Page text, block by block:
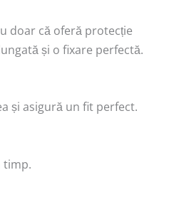
doar că oferă protecție
și o fixare perfectă.
și asigură un fit perfect.
timp.